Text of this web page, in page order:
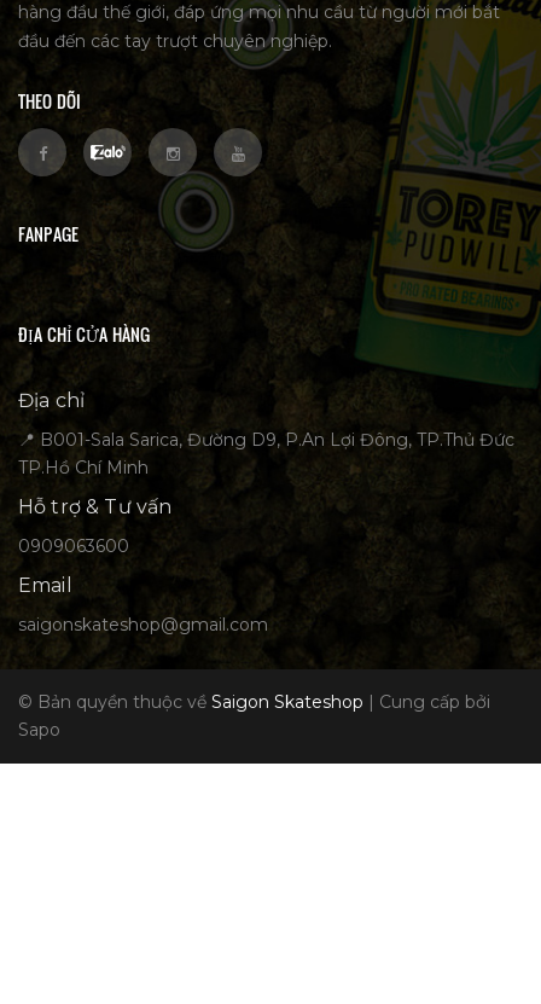
hàng đầu thế giới, đáp ứng mọi nhu cầu từ người mới bắt
đầu đến các tay trượt chuyên nghiệp.
THEO DÕI
FANPAGE
ĐỊA CHỈ CỬA HÀNG
Địa chỉ
📍 B001-Sala Sarica, Đường D9, P.An Lợi Đông, TP.Thủ Đức
TP.Hồ Chí Minh
Hỗ trợ & Tư vấn
0909063600
Email
saigonskateshop@gmail.com
© Bản quyền thuộc về Saigon Skateshop | Cung cấp bởi
Sapo